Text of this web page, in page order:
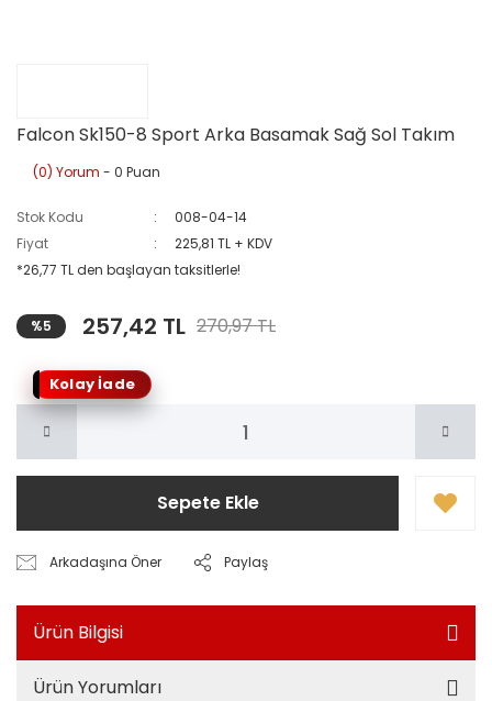
Falcon Sk150-8 Sport Arka Basamak Sağ Sol Takım
(0) Yorum - 0 Puan
Stok Kodu
008-04-14
Fiyat
225,81 TL + KDV
*26,77 TL den başlayan taksitlerle!
%5 257,42 TL 270,97 TL
Kolay İade
Sepete Ekle
Arkadaşına Öner Paylaş
Ürün Bilgisi
Ürün Yorumları